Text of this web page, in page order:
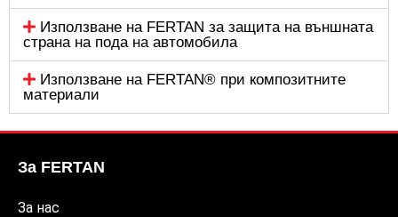
Използване на FERTAN за защита на външната
страна на пода на автомобила
Използване на FERTAN® при композитните
материали
За FERTAN
За нас